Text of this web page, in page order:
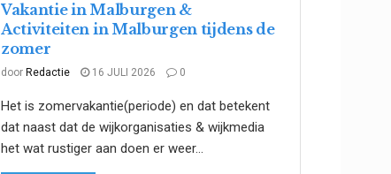
Vakantie in Malburgen &
Activiteiten in Malburgen tijdens de
zomer
door Redactie 16 JULI 2026 0
Het is zomervakantie(periode) en dat betekent
dat naast dat de wijkorganisaties & wijkmedia
het wat rustiger aan doen er weer...